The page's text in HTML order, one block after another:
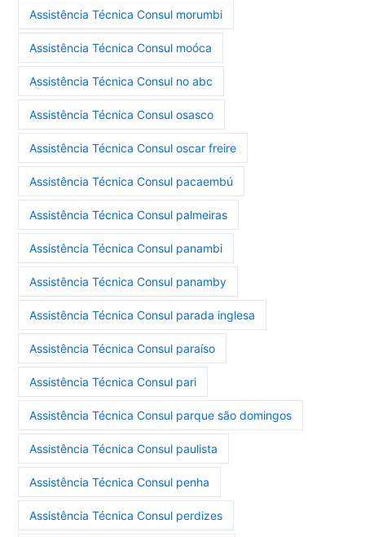
Assistência Técnica Consul morumbi
Assistência Técnica Consul moóca
Assistência Técnica Consul no abc
Assistência Técnica Consul osasco
Assistência Técnica Consul oscar freire
Assistência Técnica Consul pacaembú
Assistência Técnica Consul palmeiras
Assistência Técnica Consul panambi
Assistência Técnica Consul panamby
Assistência Técnica Consul parada inglesa
Assistência Técnica Consul paraíso
Assistência Técnica Consul pari
Assistência Técnica Consul parque são domingos
Assistência Técnica Consul paulista
Assistência Técnica Consul penha
Assistência Técnica Consul perdizes